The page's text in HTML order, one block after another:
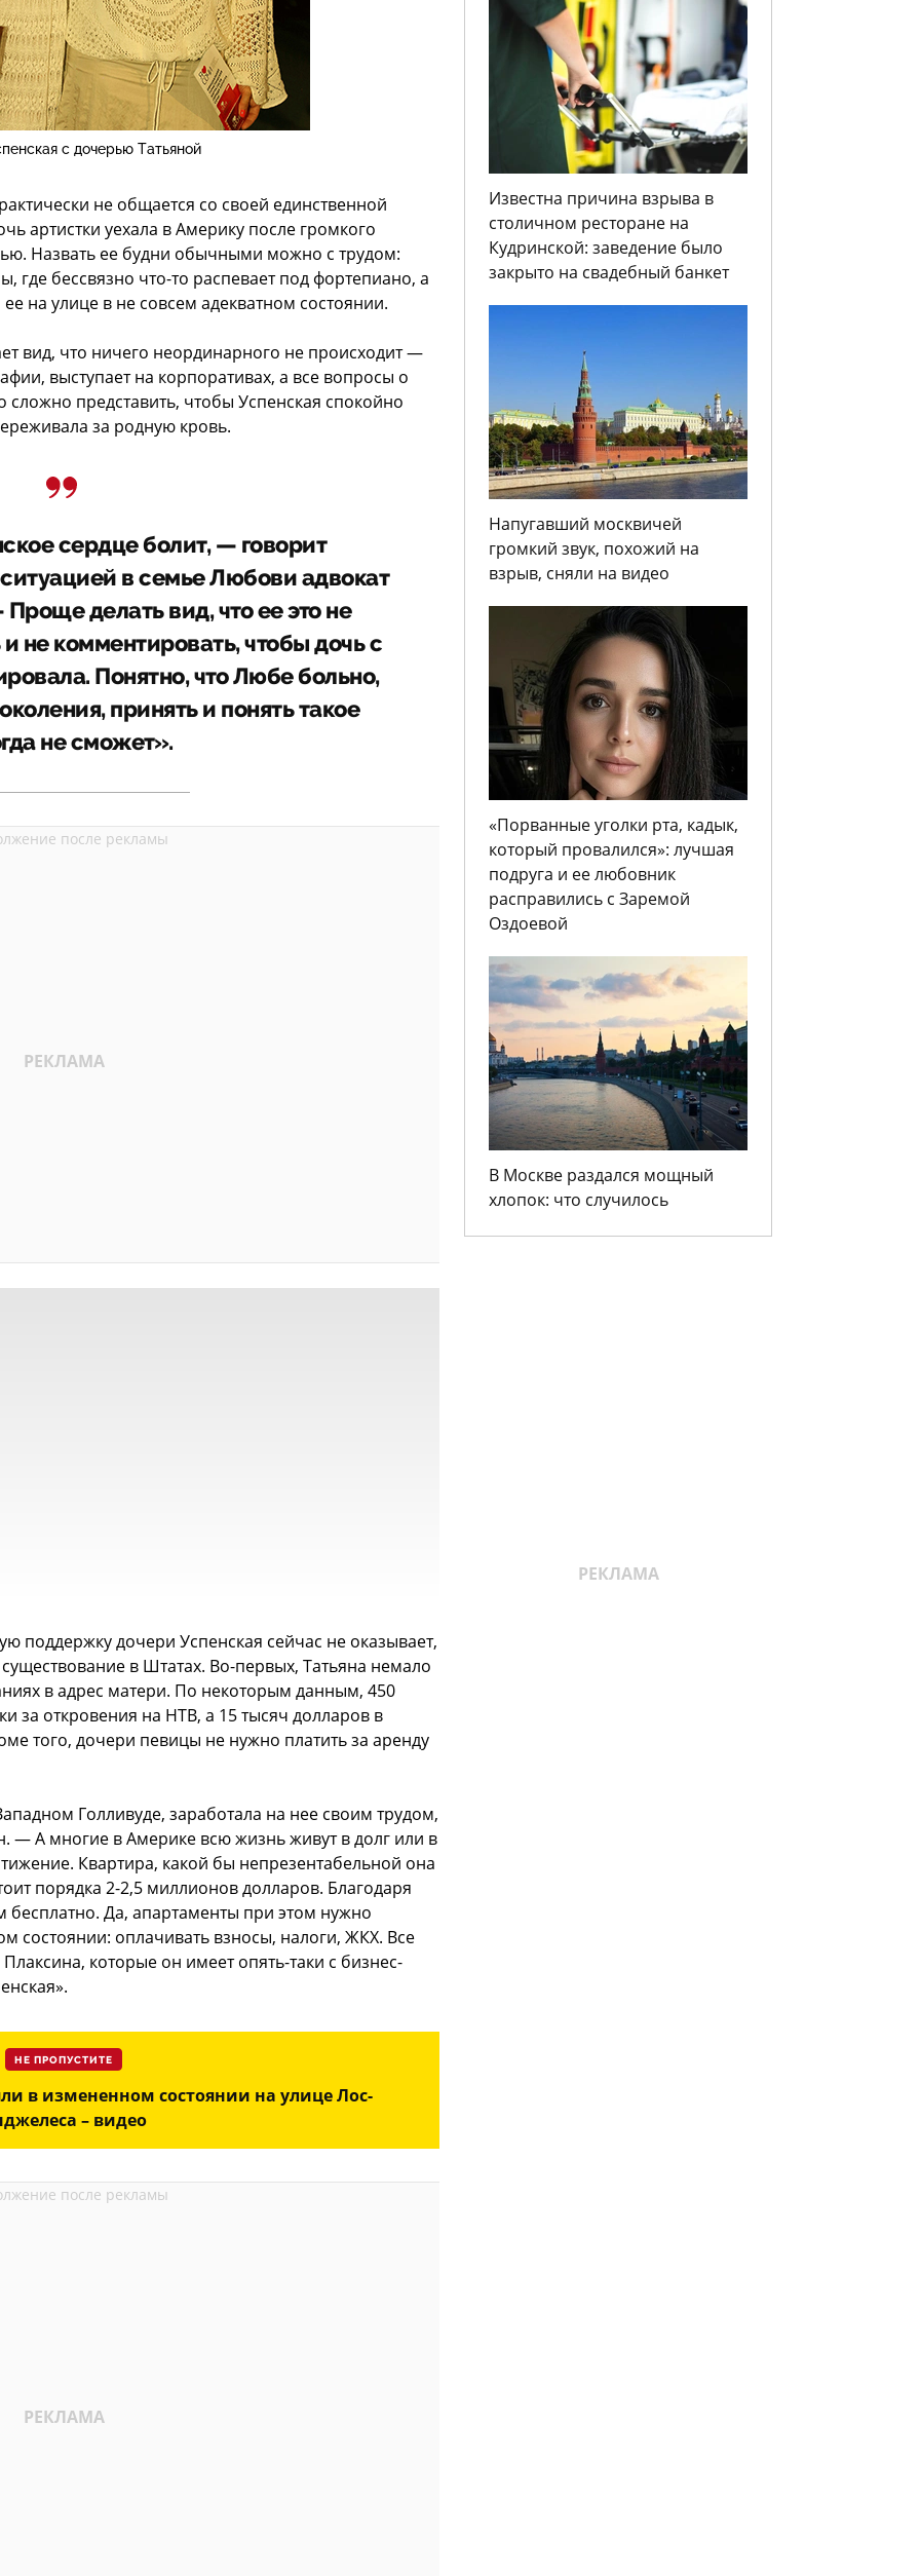
с дочерью Татьяной
не общается со своей единственной
артистки уехала в Америку после громкого
Назвать ее будни обычными можно с трудом:
где бессвязно что-то распевает под фортепиано, а
на улице в не совсем адекватном состоянии.
вид, что ничего неординарного не происходит —
выступает на корпоративах, а все вопросы о
представить, чтобы Успенская спокойно
за родную кровь.
сердце болит, — говорит
в семье Любови адвокат
делать вид, что ее это не
не комментировать, чтобы дочь с
Понятно, что Любе больно,
принять и понять такое
не сможет».
поддержку дочери Успенская сейчас не оказывает,
в Штатах. Во-первых, Татьяна немало
в адрес матери. По некоторым данным, 450
за откровения на НТВ, а 15 тысяч долларов в
того, дочери певицы не нужно платить за аренду
Голливуде, заработала на нее своим трудом,
А многие в Америке всю жизнь живут в долг или в
Квартира, какой бы непрезентабельной она
порядка 2-2,5 миллионов долларов. Благодаря
бесплатно. Да, апартаменты при этом нужно
состоянии: оплачивать взносы, налоги, ЖКХ. Все
которые он имеет опять-таки с бизнес-
НЕ ПРОПУСТИТЕ
в измененном состоянии на улице Лос-
– видео
Известна причина взрыва в
столичном ресторане на
Кудринской: заведение было
закрыто на свадебный банкет
Напугавший москвичей
громкий звук, похожий на
взрыв, сняли на видео
«Порванные уголки рта, кадык,
который провалился»: лучшая
подруга и ее любовник
расправились с Заремой
Оздоевой
В Москве раздался мощный
хлопок: что случилось